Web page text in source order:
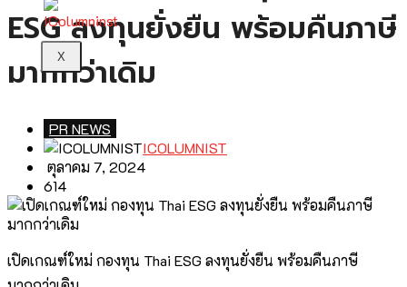
X
ESG ลงทุนยั่งยืน พร้อมคืนภาษี
มากกว่าเดิม
PR NEWS
ICOLUMNIST
ตุลาคม 7, 2024
614
เปิดเกณฑ์ใหม่ กองทุน Thai ESG ลงทุนยั่งยืน พร้อมคืนภาษี